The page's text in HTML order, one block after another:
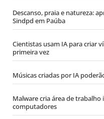
Descanso, praia e natureza:
Sindpd em Paúba
Cientistas usam IA para criar
primeira vez
Músicas criadas por IA
Malware cria área de
computadores